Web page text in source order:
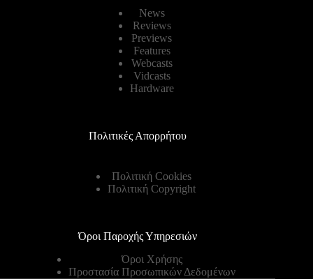
News
Reviews
Previews
Features
Webcasts
Vidcasts
Hardware
Πολιτικές Απορρήτου
Πολιτική Cookies
Πολιτική Copyright
Όροι Παροχής Υπηρεσιών
Όροι Χρήσης
Προστασία Προσωπικών Δεδομένων